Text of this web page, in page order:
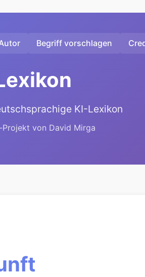
Begriff vorschlagen
KI-Lexikon
von David Mirga